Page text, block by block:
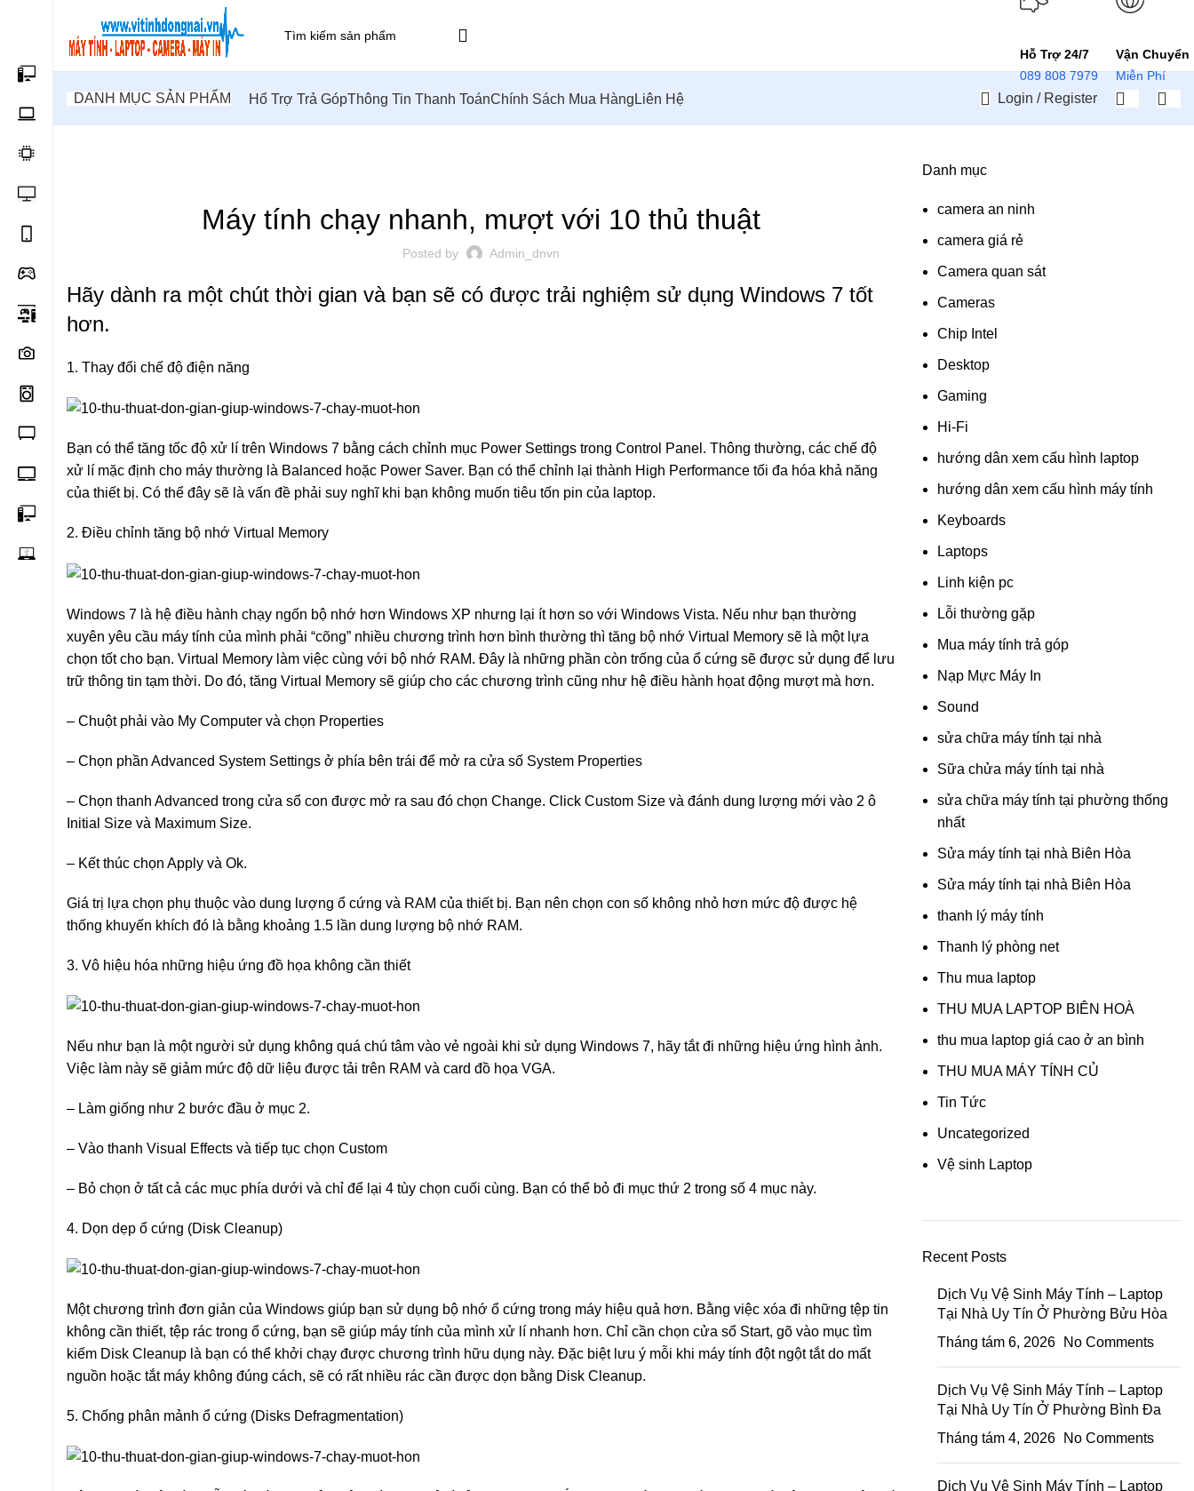
Hỗ Trợ 24/7
089 808 7979
Vận Chuyển
Miễn Phí
DANH MỤC SẢN PHẨM Hổ Trợ Trả GópThông Tin Thanh ToánChính Sách Mua Hàng Liên Hệ Login / Register
Máy tính chạy nhanh, mượt với 10 thủ thuật
Posted by Admin_dnvn
Hãy dành ra một chút thời gian và bạn sẽ có được trải nghiệm sử dụng Windows 7 tốt
hơn.
1. Thay đổi chế độ điện năng
Bạn có thể tăng tốc độ xử lí trên Windows 7 bằng cách chỉnh mục Power Settings trong Control Panel. Thông thường, các chế độ
xử lí mặc định cho máy thường là Balanced hoặc Power Saver. Bạn có thể chỉnh lại thành High Performance tối đa hóa khả năng
của thiết bị. Có thể đây sẽ là vấn đề phải suy nghĩ khi bạn không muốn tiêu tốn pin của laptop.
2. Điều chỉnh tăng bộ nhớ Virtual Memory
Windows 7 là hệ điều hành chạy ngốn bộ nhớ hơn Windows XP nhưng lại ít hơn so với Windows Vista. Nếu như bạn thường
xuyên yêu cầu máy tính của mình phải “cõng” nhiều chương trình hơn bình thường thì tăng bộ nhớ Virtual Memory sẽ là một lựa
chọn tốt cho bạn. Virtual Memory làm việc cùng với bộ nhớ RAM. Đây là những phần còn trống của ổ cứng sẽ được sử dụng để lưu
trữ thông tin tạm thời. Do đó, tăng Virtual Memory sẽ giúp cho các chương trình cũng như hệ điều hành họat động mượt mà hơn.
– Chuột phải vào My Computer và chọn Properties
– Chọn phần Advanced System Settings ở phía bên trái để mở ra cửa số System Properties
– Chọn thanh Advanced trong cửa sổ con được mở ra sau đó chọn Change. Click Custom Size và đánh dung lượng mới vào 2 ô
Initial Size và Maximum Size.
– Kết thúc chọn Apply và Ok.
Giá trị lựa chọn phụ thuộc vào dung lượng ổ cứng và RAM của thiết bị. Bạn nên chọn con số không nhỏ hơn mức độ được hệ
thống khuyến khích đó là bằng khoảng 1.5 lần dung lượng bộ nhớ RAM.
3. Vô hiệu hóa những hiệu ứng đồ họa không cần thiết
Nếu như bạn là một người sử dụng không quá chú tâm vào vẻ ngoài khi sử dụng Windows 7, hãy tắt đi những hiệu ứng hình ảnh.
Việc làm này sẽ giảm mức độ dữ liệu được tải trên RAM và card đồ họa VGA.
– Làm giống như 2 bước đầu ở mục 2.
– Vào thanh Visual Effects và tiếp tục chọn Custom
– Bỏ chọn ở tất cả các mục phía dưới và chỉ để lại 4 tùy chọn cuối cùng. Bạn có thể bỏ đi mục thứ 2 trong số 4 mục này.
4. Dọn dẹp ổ cứng (Disk Cleanup)
Một chương trình đơn giản của Windows giúp bạn sử dụng bộ nhớ ổ cứng trong máy hiệu quả hơn. Bằng việc xóa đi những tệp tin
không cần thiết, tệp rác trong ổ cứng, bạn sẽ giúp máy tính của mình xử lí nhanh hơn. Chỉ cần chọn cửa sổ Start, gõ vào mục tìm
kiếm Disk Cleanup là bạn có thể khởi chạy được chương trình hữu dụng này. Đặc biệt lưu ý mỗi khi máy tính đột ngột tắt do mất
nguồn hoặc tắt máy không đúng cách, sẽ có rất nhiều rác cần được dọn bằng Disk Cleanup.
5. Chống phân mảnh ổ cứng (Disks Defragmentation)
Danh mục
camera an ninh
camera giá rẻ
Camera quan sát
Cameras
Chip Intel
Desktop
Gaming
Hi-Fi
hướng dân xem cấu hình laptop
hướng dân xem cấu hình máy tính
Keyboards
Laptops
Linh kiện pc
Lỗi thường gặp
Mua máy tính trả góp
Nạp Mực Máy In
Sound
sửa chữa máy tính tại nhà
Sữa chửa máy tính tại nhà
sửa chữa máy tính tại phường thống
nhất
Sửa máy tính tại nhà Biên Hòa
Sửa máy tính tại nhà Biên Hòa
thanh lý máy tính
Thanh lý phòng net
Thu mua laptop
THU MUA LAPTOP BIÊN HOÀ
thu mua laptop giá cao ở an bình
THU MUA MÁY TÍNH CỦ
Tin Tức
Uncategorized
Vệ sinh Laptop
Recent Posts
Dịch Vụ Vệ Sinh Máy Tính – Laptop
Tại Nhà Uy Tín Ở Phường Bửu Hòa
Tháng tám 6, 2026
No Comments
Dịch Vụ Vệ Sinh Máy Tính – Laptop
Tại Nhà Uy Tín Ở Phường Bình Đa
Tháng tám 4, 2026
No Comments
Dịch Vụ Vệ Sinh Máy Tính – Laptop